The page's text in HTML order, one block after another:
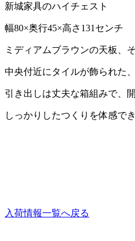
新城家具のハイチェスト
幅80×奥行45×高さ131センチ
ミディアムブラウンの天板、
中央付近にタイルが飾られた
引き出しは丈夫な箱組みで、
しっかりしたつくりを体感で
入荷情報一覧へ戻る